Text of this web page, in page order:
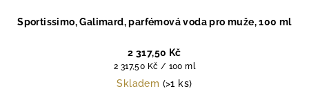
Sportissimo, Galimard, parfémová voda pro muže, 100 ml
2 317,50 Kč
Měrná
cena:
2 317,50 Kč / 100 ml
Skladem (>1 ks)